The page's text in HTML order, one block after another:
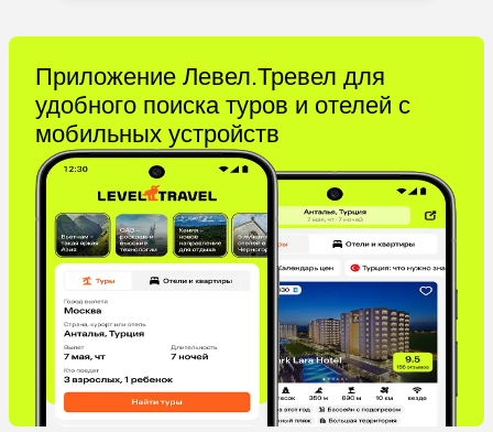
Приложение Левел.Тревел для
удобного поиска туров и отелей с
мобильных устройств